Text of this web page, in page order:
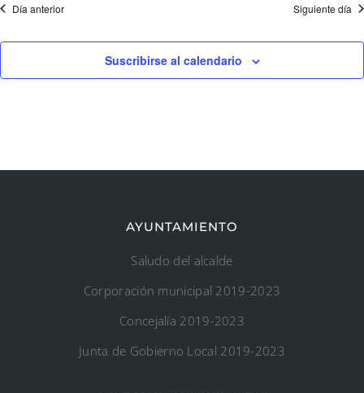
Día anterior Siguiente día
Suscribirse al calendario
AYUNTAMIENTO
Saludo del alcalde
Corporación municipal 2019-2023
Concejalía 2019-2023
Junta de Gobierno Local 2019-2023